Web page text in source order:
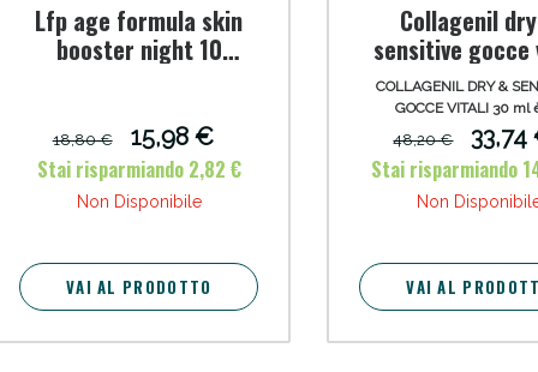
Lfp age formula skin
booster night 10
18,80 €
15,98 €
Stai risparmiando 2,82 €
Non Disponibile
VAI AL PRODOTTO
Collagenil
sensitive
30 ml
COLLAGENIL DRY &
GOCCE VITALI 30 ml
trattamento d'urto antietà
per contrastare
precoce della pelle del
e del décolleté.
48,20 €
33,74
Stai risparmiando
Non
VAI AL
Sconto fino al 55% disponibile oggi!